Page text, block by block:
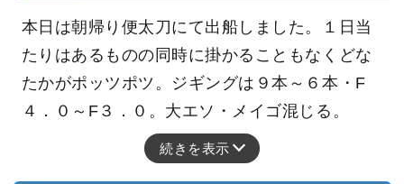
本日は朝帰り便太刀にて出船しました。１日当
たりはあるものの同時に掛かることもなくどな
たかがポッツポツ。ジギングは９本～６本・F
４．０～F３．０。大エソ・メイゴ混じる。
続きを表示